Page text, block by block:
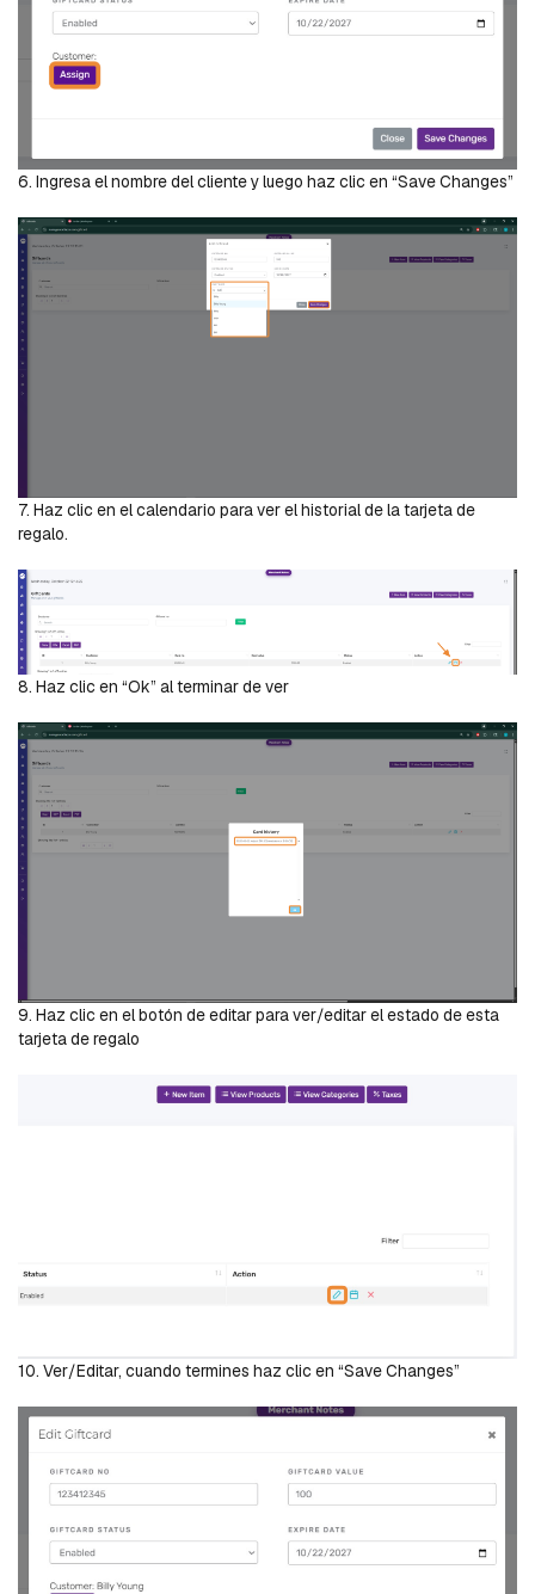
6. Ingresa el nombre del cliente y luego haz clic en “Save Changes”
7. Haz clic en el calendario para ver el historial de la tarjeta de
regalo.
8. Haz clic en “Ok” al terminar de ver
9. Haz clic en el botón de editar para ver/editar el estado de esta
tarjeta de regalo
10. Ver/Editar, cuando termines haz clic en “Save Changes”